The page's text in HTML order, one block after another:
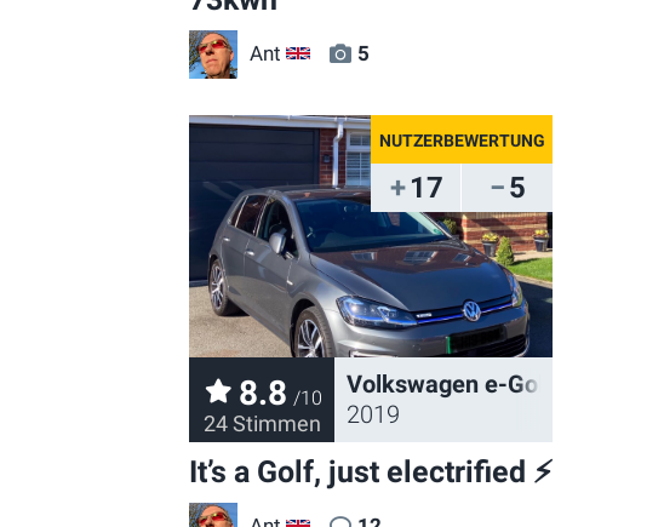
Ant GB 5
17 5
Volkswagen e-Golf
2019
8.8 /10
24 Stimmen
It’s a Golf, just electrified ⚡️